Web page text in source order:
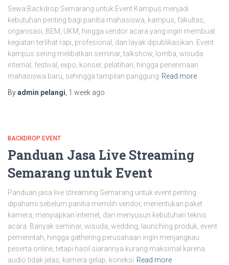
Sewa Backdrop Semarang untuk Event Kampus menjadi
kebutuhan penting bagi panitia mahasiswa, kampus, fakultas,
organisasi, BEM, UKM, hingga vendor acara yang ingin membuat
kegiatan terlihat rapi, profesional, dan layak dipublikasikan. Event
kampus sering melibatkan seminar, talkshow, lomba, wisuda
internal, festival, expo, konser, pelatihan, hingga penerimaan
mahasiswa baru, sehingga tampilan panggung Read more
Byadmin pelangi, 1 week ago
BACKDROP EVENT
Panduan Jasa Live Streaming
Semarang untuk Event
Panduan jasa live streaming Semarang untuk event penting
dipahami sebelum panitia memilih vendor, menentukan paket
kamera, menyiapkan internet, dan menyusun kebutuhan teknis
acara. Banyak seminar, wisuda, wedding, launching produk, event
pemerintah, hingga gathering perusahaan ingin menjangkau
peserta online, tetapi hasil siarannya kurang maksimal karena
audio tidak jelas, kamera gelap, koneksi Read more